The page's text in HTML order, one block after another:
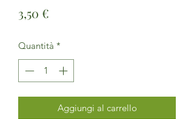
3,50 €
Quantità *
Aggiungi al carrello